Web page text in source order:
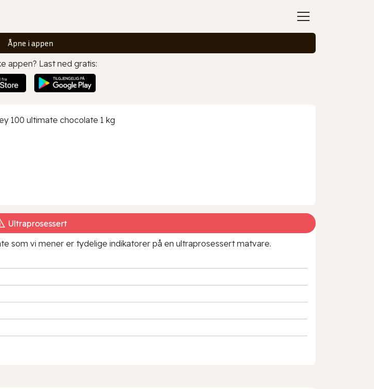
Åpne i appen
appen? Last ned gratis:
Ultraprosessert
som vi mener er tydelige indikatorer på en ultraprosessert matvare.